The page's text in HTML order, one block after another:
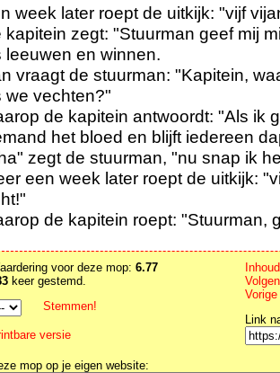
week later roept de uitkijk: "vijf
kapitein zegt: "Stuurman geef mij
leeuwen en winnen.
vraagt de stuurman: "Kapitein,
we vechten?"
de kapitein antwoordt: "Als ik
het bloed en blijft iedereen
zegt de stuurman, "nu snap ik
een week later roept de uitkijk:
de kapitein roept: "Stuurman,
voor deze mop: 6.77
keer gestemd.
Stemmen!
versie
Link
mop op je eigen website: